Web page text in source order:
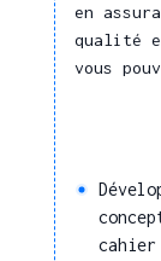
en
qualité
vous
cahier